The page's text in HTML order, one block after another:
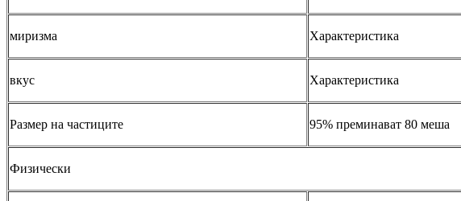
миризма Характеристика
вкус Характеристика
Размер на частиците 95% преминават 80 меша
Физически